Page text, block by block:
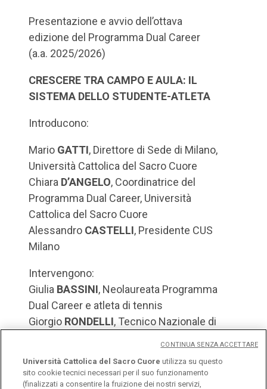
Presentazione e avvio dell’ottava
edizione del Programma Dual Career
(a.a. 2025/2026)
CRESCERE TRA CAMPO E AULA: IL
SISTEMA DELLO STUDENTE-ATLETA
Introducono:
Mario GATTI, Direttore di Sede di Milano,
Università Cattolica del Sacro Cuore
Chiara D’ANGELO, Coordinatrice del
Programma Dual Career, Università
Cattolica del Sacro Cuore
Alessandro CASTELLI, Presidente CUS
Milano
Intervengono:
Giulia BASSINI, Neolaureata Programma
Dual Career e atleta di tennis
Giorgio RONDELLI, Tecnico Nazionale di
Università Cattolica del Sacro Cuore utilizza su questo
sito cookie tecnici necessari per il suo funzionamento
(finalizzati a consentire la fruizione dei nostri servizi,
CONTINUA SENZA ACCETTARE